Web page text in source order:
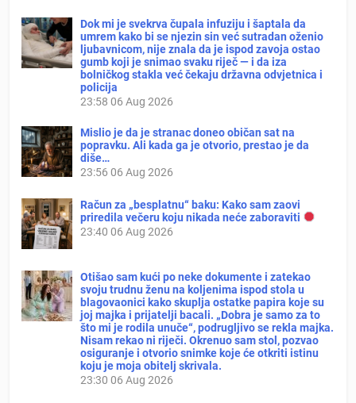
Dok mi je svekrva čupala infuziju i šaptala da
umrem kako bi se njezin sin već sutradan oženio
ljubavnicom, nije znala da je ispod zavoja ostao
gumb koji je snimao svaku riječ — i da iza
bolničkog stakla već čekaju državna odvjetnica i
policija
23:58 06 Aug 2026
Mislio je da je stranac doneo običan sat na
popravku. Ali kada ga je otvorio, prestao je da
diše…
23:56 06 Aug 2026
Račun za „besplatnu“ baku: Kako sam zaovi
priredila večeru koju nikada neće zaboraviti
23:40 06 Aug 2026
Otišao sam kući po neke dokumente i zatekao
svoju trudnu ženu na koljenima ispod stola u
blagovaonici kako skuplja ostatke papira koje su
joj majka i prijatelji bacali. „Dobra je samo za to
što mi je rodila unuče“, podrugljivo se rekla majka.
Nisam rekao ni riječi. Okrenuo sam stol, pozvao
osiguranje i otvorio snimke koje će otkriti istinu
koju je moja obitelj skrivala.
23:30 06 Aug 2026